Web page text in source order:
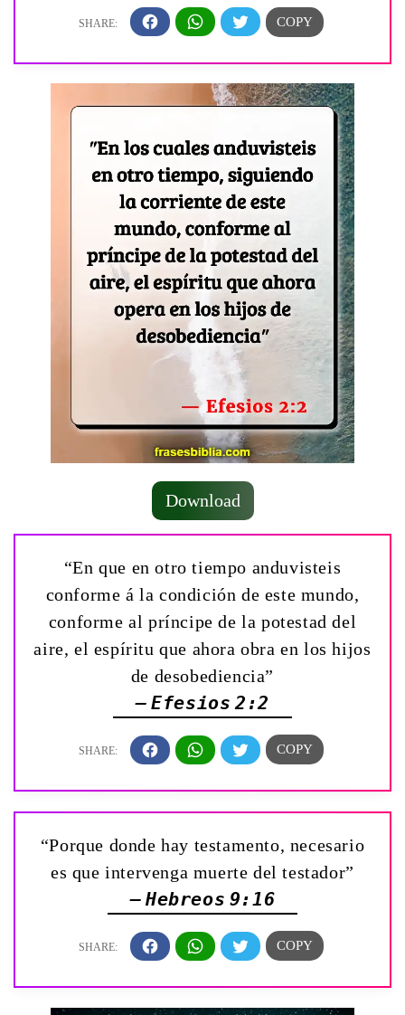
Download
“En que en otro tiempo anduvisteis
conforme á la condición de este mundo,
conforme al príncipe de la potestad del
aire, el espíritu que ahora obra en los hijos
de desobediencia”
— Efesios 2:2
“Porque donde hay testamento, necesario
es que intervenga muerte del testador”
— Hebreos 9:16